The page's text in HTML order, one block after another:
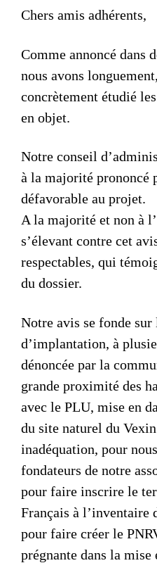
Chers amis adhérents,
Comme annoncé dans
nous avons
concrètement étudié
en objet.
Notre conseil
à la majorité prononcé
défavorable au projet.
A la majorité et non à
s’élevant contre cet
respectables, qui
du dossier.
Notre avis se fonde
d’implantation, à
dénoncée par la
grande proximité des
avec le PLU, mise en
du site naturel du
inadéquation, pour
fondateurs de notre
pour faire inscrire le
Français à l’inventaire
pour faire créer le
prégnante dans la mise